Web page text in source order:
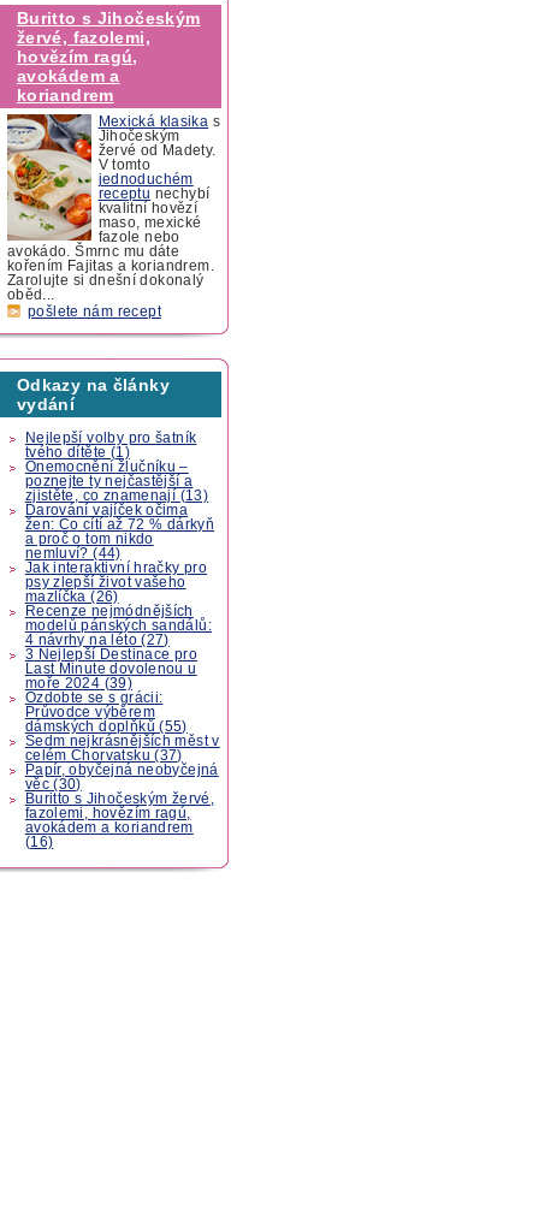
Buritto s Jihočeským
žervé, fazolemi,
hovězím ragú,
avokádem a
koriandrem
Mexická klasika s
Jihočeským
žervé od Madety.
V tomto
jednoduchém
receptu nechybí
kvalitní hovězí
maso, mexické
fazole nebo
avokádo. Šmrnc mu dáte
kořením Fajitas a koriandrem.
Zarolujte si dnešní dokonalý
oběd...
pošlete nám recept
Odkazy na články
vydání
Nejlepší volby pro šatník
tvého dítěte (1)
Onemocnění žlučníku –
poznejte ty nejčastější a
zjistěte, co znamenají (13)
Darování vajíček očima
žen: Co cítí až 72 % dárkyň
a proč o tom nikdo
nemluví? (44)
Jak interaktivní hračky pro
psy zlepší život vašeho
mazlíčka (26)
Recenze nejmódnějších
modelů pánských sandálů:
4 návrhy na léto (27)
3 Nejlepší Destinace pro
Last Minute dovolenou u
moře 2024 (39)
Ozdobte se s grácii:
Průvodce výběrem
dámských doplňků (55)
Sedm nejkrásnějších měst v
celém Chorvatsku (37)
Papír, obyčejná neobyčejná
věc (30)
Buritto s Jihočeským žervé,
fazolemi, hovězím ragú,
avokádem a koriandrem
(16)